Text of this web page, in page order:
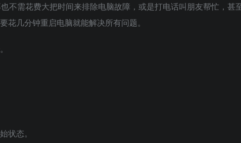
不需花费大把时间来排除电脑故障，或是打电话叫朋友帮忙，甚
花几分钟重启电脑就能解决所有问题。
状态。